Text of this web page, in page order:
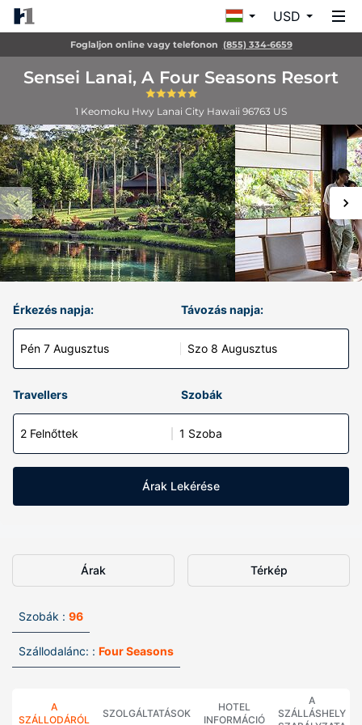
USD
Foglaljon online vagy telefonon (855) 334-6659
Sensei Lanai, A Four Seasons Resort
1 Keomoku Hwy Lanai City Hawaii 96763 US
Érkezés napja:
Pén 7 Augusztus
Távozás napja:
Szo 8 Augusztus
Travellers Szobák
2 Felnőttek 1 Szoba
Árak Lekérése
Árak Térkép
Szobák : 96
Szállodalánc: : Four Seasons
A
SZÁLLODÁRÓL
SZOLGÁLTATÁSOK
HOTEL
INFORMÁCIÓ
A
SZÁLLÁSHELY